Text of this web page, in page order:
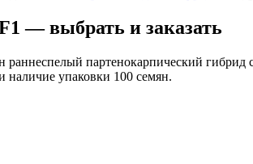
— выбрать и заказать
раннеспелый партенокарпический
наличие упаковки 100 семян.